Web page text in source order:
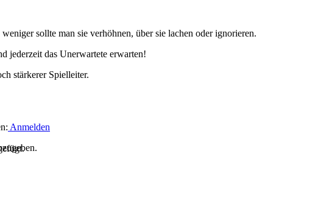
sollte man sie verhöhnen, über sie lachen oder ignorieren.
jederzeit das Unerwartete erwarten!
stärkerer Spielleiter.
Anmelden